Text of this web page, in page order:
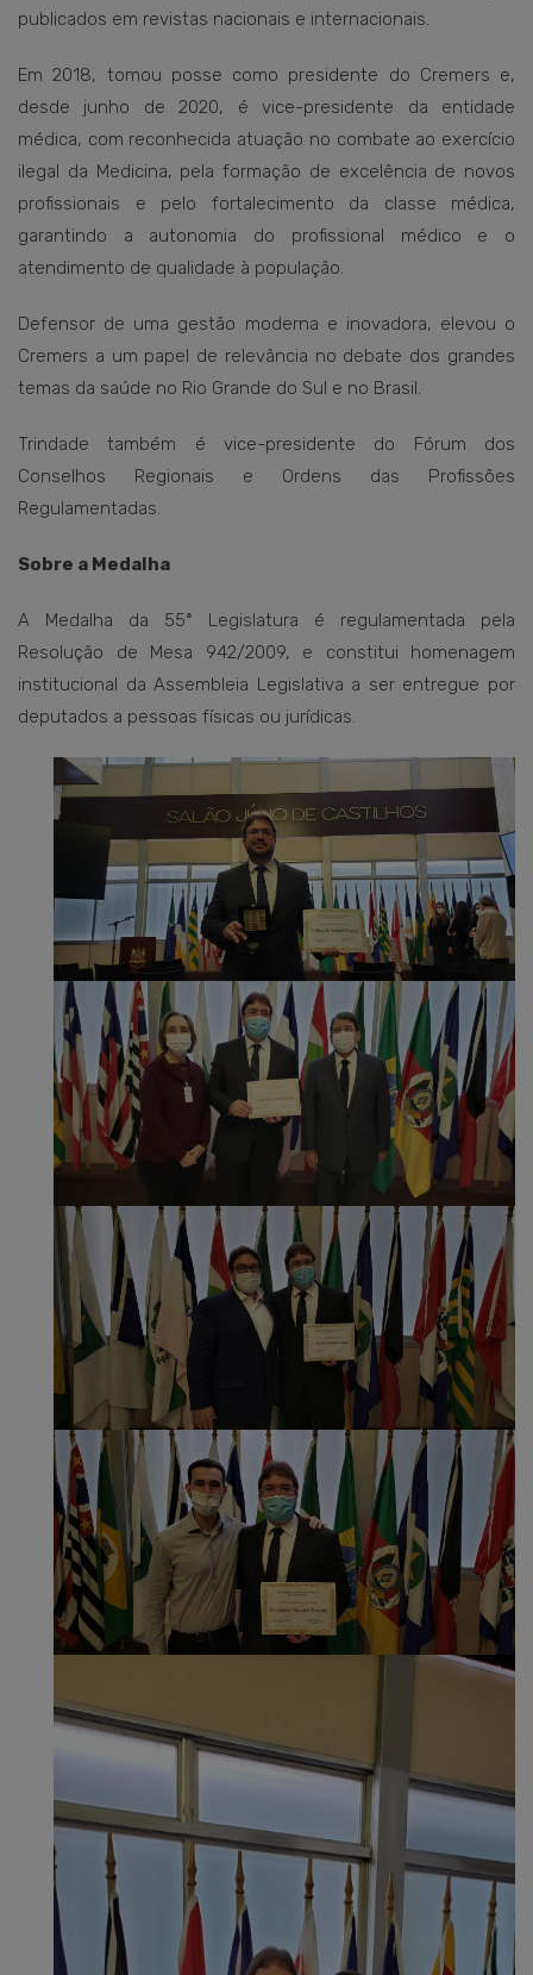
publicados em revistas nacionais e internacionais.
Em 2018, tomou posse como presidente do Cremers e,
desde junho de 2020, é vice-presidente da entidade
médica, com reconhecida atuação no combate ao exercício
ilegal da Medicina, pela formação de excelência de novos
profissionais e pelo fortalecimento da classe médica,
garantindo a autonomia do profissional médico e o
atendimento de qualidade à população.
Defensor de uma gestão moderna e inovadora, elevou o
Cremers a um papel de relevância no debate dos grandes
temas da saúde no Rio Grande do Sul e no Brasil.
Trindade também é vice-presidente do Fórum dos
Conselhos Regionais e Ordens das Profissões
Regulamentadas.
Sobre a Medalha
A Medalha da 55ª Legislatura é regulamentada pela
Resolução de Mesa 942/2009, e constitui homenagem
institucional da Assembleia Legislativa a ser entregue por
deputados a pessoas físicas ou jurídicas.